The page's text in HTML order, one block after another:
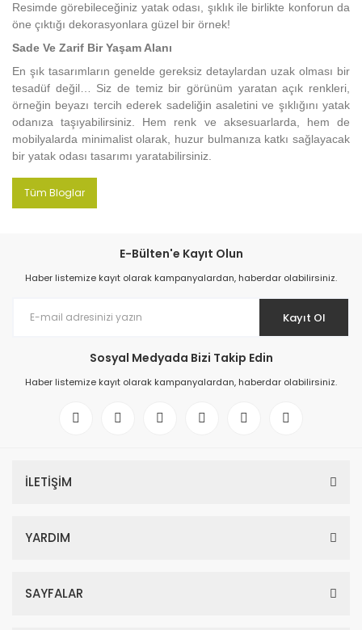
Resimde görebileceğiniz yatak odası, şıklık ile birlikte konforun da
öne çıktığı dekorasyonlara güzel bir örnek!
Sade Ve Zarif Bir Yaşam Alanı
En şık tasarımların genelde gereksiz detaylardan uzak olması bir
tesadüf değil… Siz de temiz bir görünüm yaratan açık renkleri,
örneğin beyazı tercih ederek sadeliğin asaletini ve şıklığını yatak
odanıza taşıyabilirsiniz. Hem renk ve aksesuarlarda, hem de
mobilyalarda minimalist olarak, huzur bulmanıza katkı sağlayacak
bir yatak odası tasarımı yaratabilirsiniz.
Tüm Bloglar
E-Bülten'e Kayıt Olun
Haber listemize kayıt olarak kampanyalardan, haberdar olabilirsiniz.
Kayıt Ol
Sosyal Medyada Bizi Takip Edin
Haber listemize kayıt olarak kampanyalardan, haberdar olabilirsiniz.
İLETİŞİM
YARDIM
SAYFALAR